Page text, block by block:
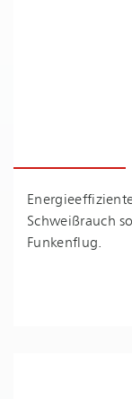
Schweißrauch
Funkenflug.